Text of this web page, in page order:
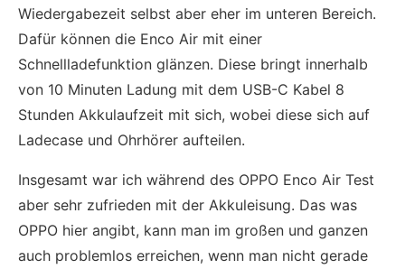
Wiedergabezeit selbst aber eher im unteren Bereich.
Dafür können die Enco Air mit einer
Schnellladefunktion glänzen. Diese bringt innerhalb
von 10 Minuten Ladung mit dem USB-C Kabel 8
Stunden Akkulaufzeit mit sich, wobei diese sich auf
Ladecase und Ohrhörer aufteilen.
Insgesamt war ich während des OPPO Enco Air Test
aber sehr zufrieden mit der Akkuleisung. Das was
OPPO hier angibt, kann man im großen und ganzen
auch problemlos erreichen, wenn man nicht gerade